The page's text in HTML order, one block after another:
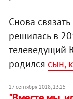
Снова
решилась в
телеведущий
родился сын,
27 сентября 2018, 13:25